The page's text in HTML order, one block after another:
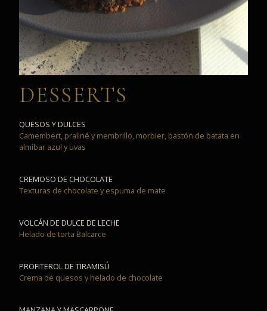
DESSERTS
QUESOS Y DULCES
Camembert, praliné y membrillo, morbier, bastón de batata en
almíbar azul y uvas
CREMOSO DE CHOCOLATE
Texturas de chocolate y espuma de mate
VOLCÁN DE DULCE DE LECHE
Helado de torta Balcarce
PROFITEROL DE TIRAMISÚ
Crema de quesos y helado de chocolate